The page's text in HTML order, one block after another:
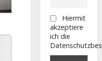
Hiermit
akzeptiere
ich die